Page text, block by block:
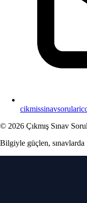
© 2026 Çıkmış Sınav
Bilgiyle güçlen, sınavlarda